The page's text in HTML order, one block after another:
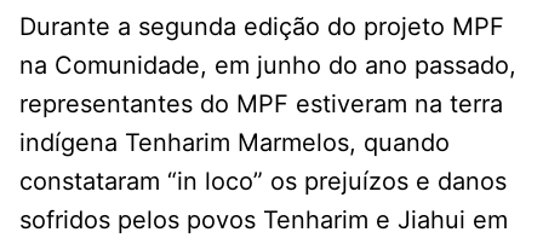
Durante a segunda edição do projeto MPF
na Comunidade, em junho do ano passado,
representantes do MPF estiveram na terra
indígena Tenharim Marmelos, quando
constataram “in loco” os prejuízos e danos
sofridos pelos povos Tenharim e Jiahui em